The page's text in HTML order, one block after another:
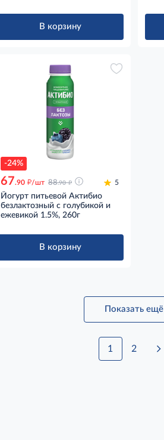
В корзину
-24%
67.90 д/шт 88.90 д 5
Йогурт питьевой Актибио
безлактозный с голубикой и
ежевикой 1.5%, 260г
В корзину
Показать ещё
1 2